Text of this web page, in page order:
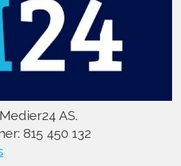
AS.
815 450 132